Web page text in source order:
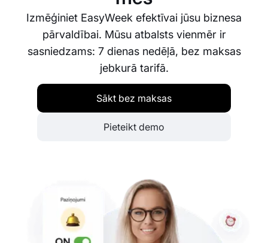
Izmēģiniet EasyWeek efektīvai jūsu biznesa
pārvaldībai. Mūsu atbalsts vienmēr ir
sasniedzams: 7 dienas nedēļā, bez maksas
jebkurā tarifā.
Sākt bez maksas
Pieteikt demo